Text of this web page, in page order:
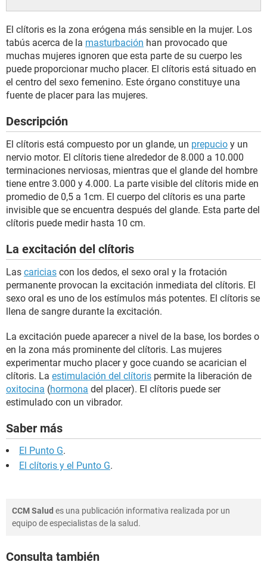
El clítoris es la zona erógena más sensible en la mujer. Los
tabús acerca de la masturbación han provocado que
muchas mujeres ignoren que esta parte de su cuerpo les
puede proporcionar mucho placer. El clítoris está situado en
el centro del sexo femenino. Este órgano constituye una
fuente de placer para las mujeres.
Descripción
El clítoris está compuesto por un glande, un prepucio y un
nervio motor. El clítoris tiene alrededor de 8.000 a 10.000
terminaciones nerviosas, mientras que el glande del hombre
tiene entre 3.000 y 4.000. La parte visible del clítoris mide en
promedio de 0,5 a 1cm. El cuerpo del clítoris es una parte
invisible que se encuentra después del glande. Esta parte del
clítoris puede medir hasta 10 cm.
La excitación del clítoris
Las caricias con los dedos, el sexo oral y la frotación
permanente provocan la excitación inmediata del clítoris. El
sexo oral es uno de los estímulos más potentes. El clítoris se
llena de sangre durante la excitación.
La excitación puede aparecer a nivel de la base, los bordes o
en la zona más prominente del clítoris. Las mujeres
experimentar mucho placer y goce cuando se acarician el
clítoris. La estimulación del clítoris permite la liberación de
oxitocina (hormona del placer). El clítoris puede ser
estimulado con un vibrador.
Saber más
El Punto G.
El clítoris y el Punto G.
CCM Salud es una publicación informativa realizada por un
equipo de especialistas de la salud.
Consulta también